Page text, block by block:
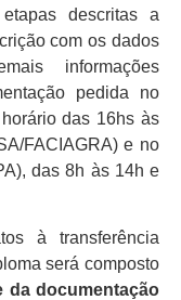
descritas a
com os dados
informações
pedida no
das 16hs às
FACIAGRA) e no
das 8h às 14h e
à transferência
será composto
da documentação